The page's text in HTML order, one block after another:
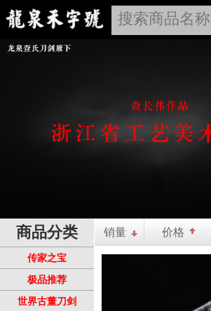
商品分类
传家之宝
极品推荐
世界古董刀剑
销量 价格